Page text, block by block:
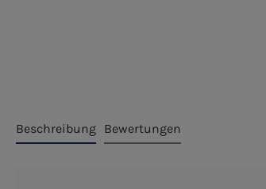
Beschreibung Bewertungen